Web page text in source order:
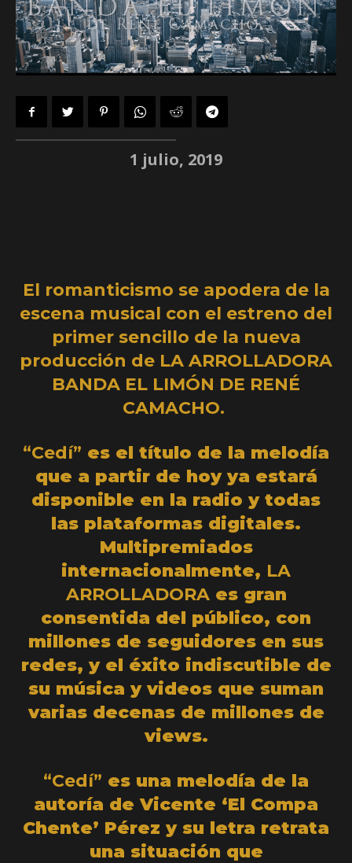
1 julio, 2019
El romanticismo se apodera de la
escena musical con el estreno del
primer sencillo de la nueva
producción de LA ARROLLADORA
BANDA EL LIMÓN DE RENÉ
CAMACHO.
“Cedí” es el título de la melodía
que a partir de hoy ya estará
disponible en la radio y todas
las plataformas digitales.
Multipremiados
internacionalmente, LA
ARROLLADORAes gran
consentida del público, con
millones de seguidores en sus
redes, y el éxito indiscutible de
su música y videos que suman
varias decenas de millones de
views.
“Cedí” es una melodía de la
autoría de Vicente ‘El Compa
Chente’ Pérez y su letra retrata
una situación que